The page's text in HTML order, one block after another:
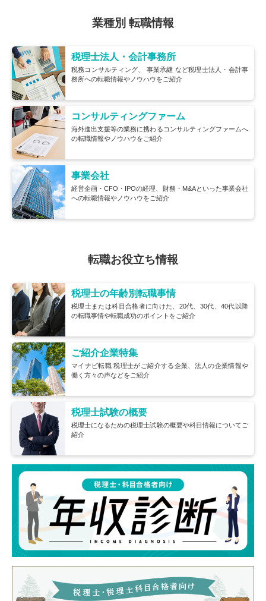
業種別 転職情報
税理士法人・会計事務所
税務コンサルティング、 事業承継 など税理士法人・会計事
務所への転職情報やノウハウをご紹介
コンサルティングファーム
海外進出支援等の業務に携わるコンサルティングファームへ
の転職情報やノウハウをご紹介
事業会社
経営企画・CFO・IPOの経理、財務・M&Aといった事業会社
への転職情報やノウハウをご紹介
転職お役立ち情報
税理士の年齢別転職事情
税理士または科目合格者に向けた、20代、30代、40代以降
の転職事情や転職成功のポイントをご紹介
ご紹介企業特集
マイナビ転職 税理士がご紹介する企業、法人の企業情報や
働く方々の声などをご紹介
税理士試験の概要
税理士になるための税理士試験の概要や科目情報についてご
紹介